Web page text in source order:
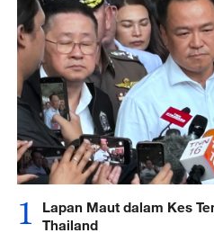
1
Lapan Maut dalam Kes
Thailand